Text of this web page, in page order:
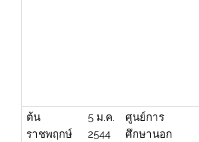
ต้น
ราชพฤกษ์
5 ม.ค.
2544
ศูนย์การ
ศึกษานอก